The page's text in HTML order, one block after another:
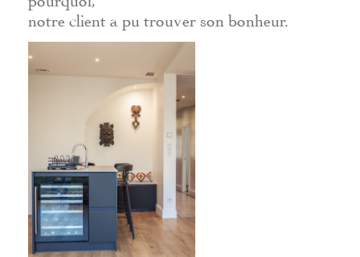
notre client a pu trouver son bonheur.